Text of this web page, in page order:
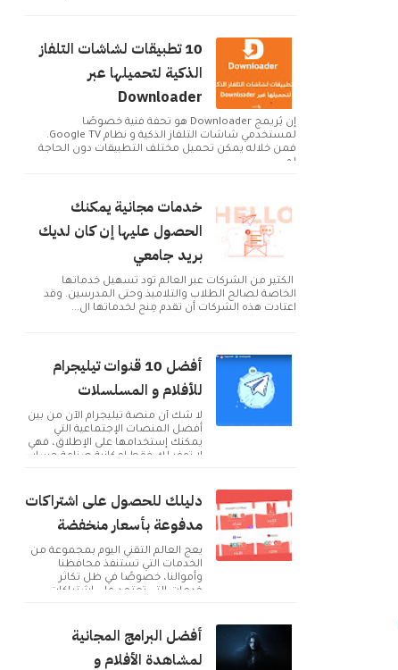
10 تطبيقات لشاشات التلفاز
الذكية لتحميلها عبر
Downloader
إن بُريمج Downloader هو تحفة فنية خصوصًا
لمستخدمي شاشات التلفاز الذكية و نظام Google TV.
فمن خلاله يمكن تحميل مختلف التطبيقات دون الحاجة
لم...
خدمات مجانية يمكنك
الحصول عليها إن كان لديك
بريد جامعي
الكثير من الشركات عبر العالم تود تسهيل خدماتها
الخاصة لصالح الطلاب والتلاميذ وحتى المدرسين. وقد
اعتادت هذه الشركات أن تقدم مِنح لخدماتها ال...
أفضل 10 قنوات تيليجرام
للأفلام و المسلسلات
لا شك أن منصة تيليجرام الآن من بين
أفضل المنصات الإجتماعية التي
يمكنك إستخدامها على الإطلاق، فهي
لا توفر لك فقط إمكانية صناعة حساب
دليلك للحصول على اشتراكات
مدفوعة بأسعار منخفضة
يعج العالم التقني اليوم بمجموعة من
الخدمات التي تستنفذ محافظنا
وأموالنا، خصوصًا في ظل تكاثر
خدمات التي تعتمد على اشتراكات
أفضل البرامج المجانية
لمشاهدة الأفلام و